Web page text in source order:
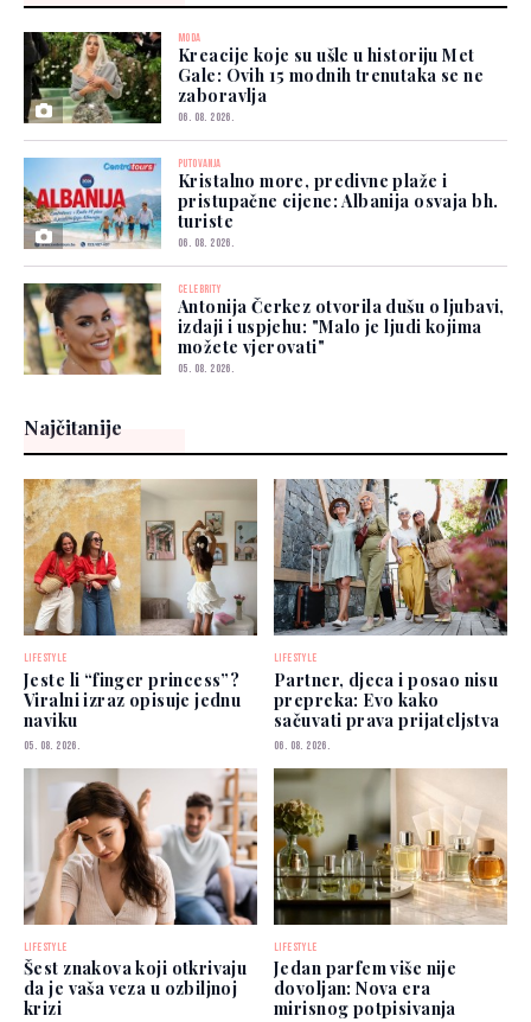
MODA
Kreacije koje su ušle u historiju Met
Gale: Ovih 15 modnih trenutaka se ne
zaboravlja
06. 08. 2026.
PUTOVANJA
Kristalno more, predivne plaže i
pristupačne cijene: Albanija osvaja bh.
turiste
06. 08. 2026.
CELEBRITY
Antonija Čerkez otvorila dušu o ljubavi,
izdaji i uspjehu: "Malo je ljudi kojima
možete vjerovati"
05. 08. 2026.
Najčitanije
LIFESTYLE
Jeste li “finger princess”?
Viralni izraz opisuje jednu
naviku
05. 08. 2026.
LIFESTYLE
Partner, djeca i posao nisu
prepreka: Evo kako
sačuvati prava prijateljstva
06. 08. 2026.
LIFESTYLE
Šest znakova koji otkrivaju
da je vaša veza u ozbiljnoj
krizi
LIFESTYLE
Jedan parfem više nije
dovoljan: Nova era
mirisnog potpisivanja